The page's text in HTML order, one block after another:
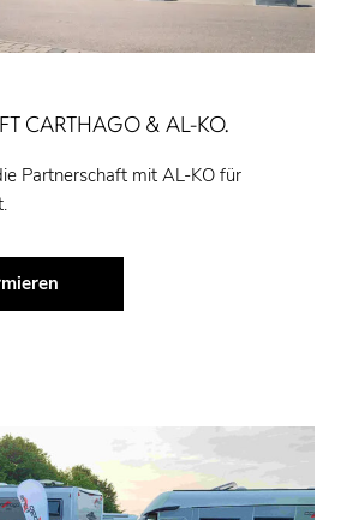
CARTHAGO & AL-KO.
Partnerschaft mit AL-KO für